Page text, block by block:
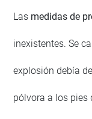
Las medidas de
inexistentes. Se
explosión debía
pólvora a los pies